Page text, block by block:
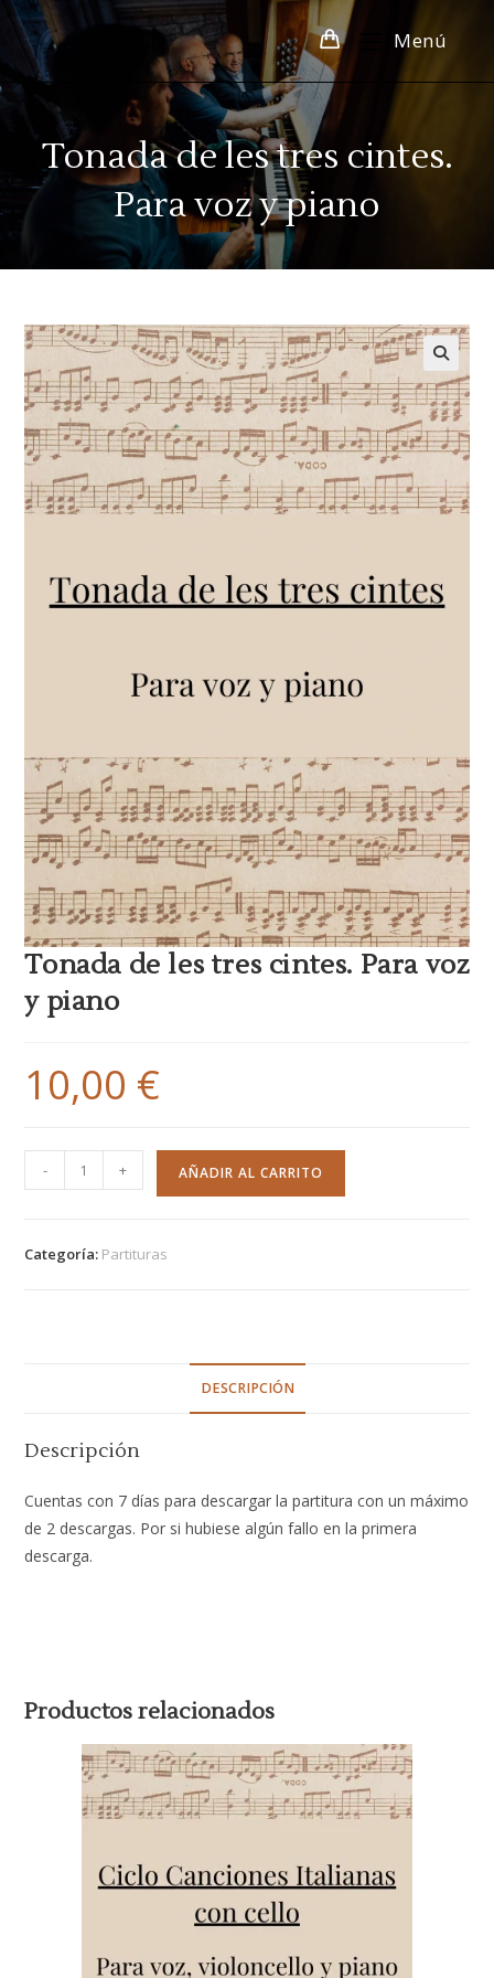
Menú
Tonada de les tres cintes.
Para voz y piano
Tonada de les tres cintes. Para voz
y piano
10,00 €
- + AÑADIR AL CARRITO
Categoría: Partituras
DESCRIPCIÓN
Descripción
Cuentas con 7 días para descargar la partitura con un máximo
de 2 descargas. Por si hubiese algún fallo en la primera
descarga.
Productos relacionados